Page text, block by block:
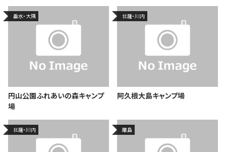
垂水・大隅
円山公園ふれあいの森キャンプ
場
北薩・川内
阿久根大島キャンプ場
北薩・川内 離島